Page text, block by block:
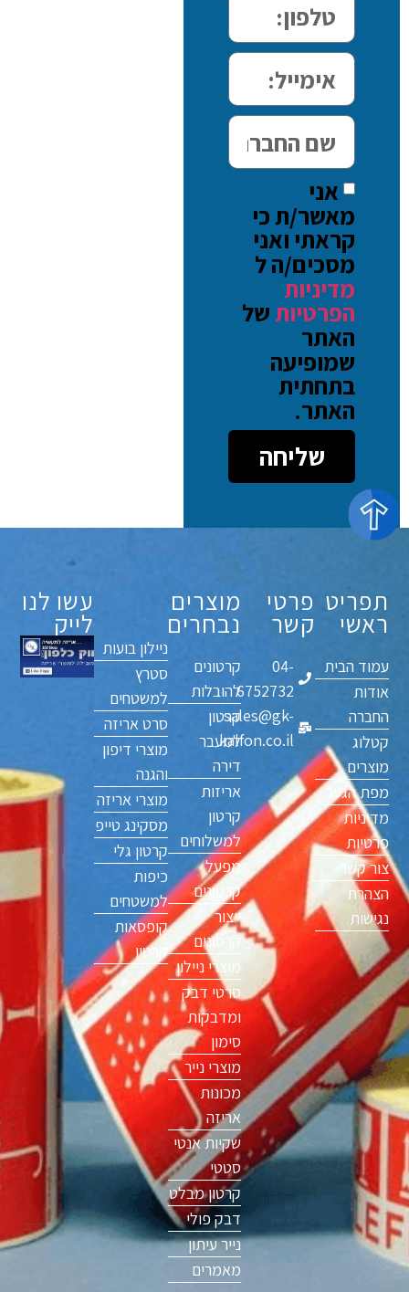
אני
מאשר/ת כי
קראתי ואני
מסכים/ה ל
מדיניות
הפרטיותשל
האתר
שמופיעה
בתחתית
האתר.
שליחה
תפריט
ראשי
עמוד הבית
אודות
החברה
קטלוג
מוצרים
מפת הגעה
מדיניות
פרטיות
צור קשר
הצהרת
נגישות
פרטי
קשר
04-
6752732
sales@gk-
kalfon.co.il
מוצרים
נבחרים
קרטונים
להובלות
קרטון
למעבר
דירה
אריזות
קרטון
למשלוחים
מפעל
קרטונים
ייצור
קרטונים
מוצרי ניילון
סרטי דבק
ומדבקות
סימון
מוצרי נייר
מכונות
אריזה
שקיות אנטי
סטטי
קרטון מבלט
דבק פולי
נייר עיתון
מאמרים
ניילון בועות
סטרץ
למשטחים
סרט אריזה
מוצרי דיפון
והגנה
מוצרי אריזה
מסקינג טייפ
קרטון גלי
כיפות
למשטחים
קופסאות
קרטון
עשו לנו
לייק